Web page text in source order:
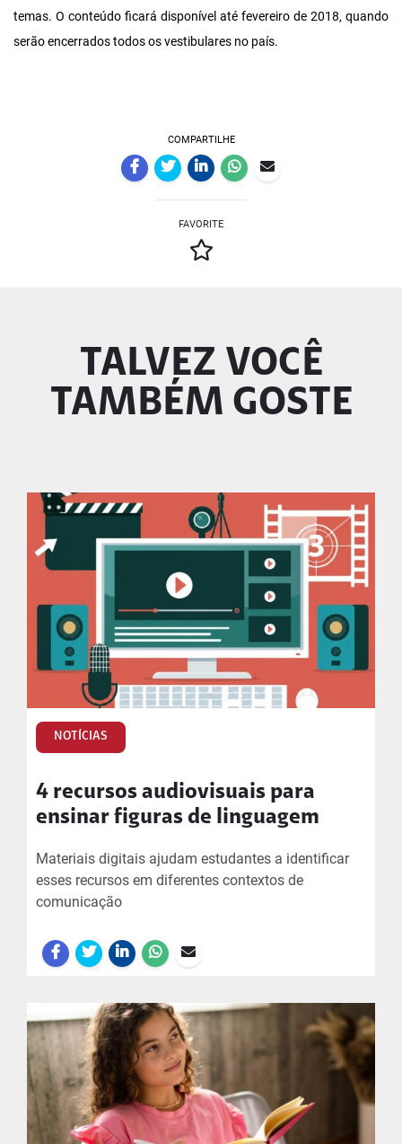
temas. O conteúdo ficará disponível até fevereiro de 2018, quando
serão encerrados todos os vestibulares no país.
COMPARTILHE
FAVORITE
TALVEZ VOCÊ
TAMBÉM GOSTE
NOTÍCIAS
4 recursos audiovisuais para
ensinar figuras de linguagem
Materiais digitais ajudam estudantes a identificar
esses recursos em diferentes contextos de
comunicação